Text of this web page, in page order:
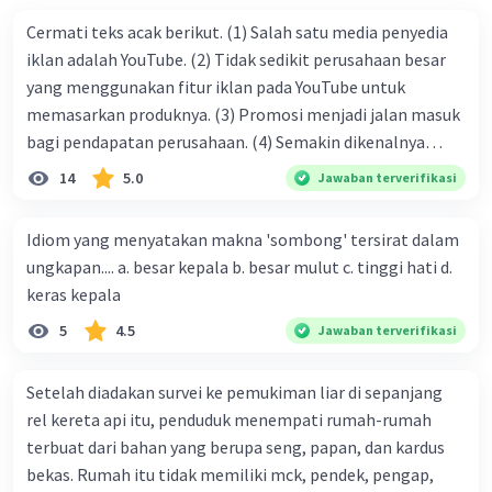
Cermati teks acak berikut. (1) Salah satu media penyedia
iklan adalah YouTube. (2) Tidak sedikit perusahaan besar
yang menggunakan fitur iklan pada YouTube untuk
memasarkan produknya. (3) Promosi menjadi jalan masuk
bagi pendapatan perusahaan. (4) Semakin dikenalnya
suatu produk oleh konsumen, semakin besar pula peluang
perusahaan kepada konsumen. Urutan yang tepat agar
menjadi teks eksposisi yang padu adalah .... A. (1)-(2)-(3)-
(4)-(5) B. (2)-(1)-(3)-(4)-(5) C. (3)-(1)-(2)-(5)-(4) D. (3)-(5)-
(4)-(1)-(2) E. (5)-(1)-(3)-(4)-(2)
14 5.0 Jawaban terverifikasi
Idiom yang menyatakan makna 'sombong' tersirat dalam
ungkapan.... a. besar kepala b. besar mulut c. tinggi hati d.
keras kepala
5 4.5 Jawaban terverifikasi
Setelah diadakan survei ke pemukiman liar di sepanjang
rel kereta api itu, penduduk menempati rumah-rumah
terbuat dari bahan yang berupa seng, papan, dan kardus
bekas. Rumah itu tidak memiliki mck, pendek, pengap,